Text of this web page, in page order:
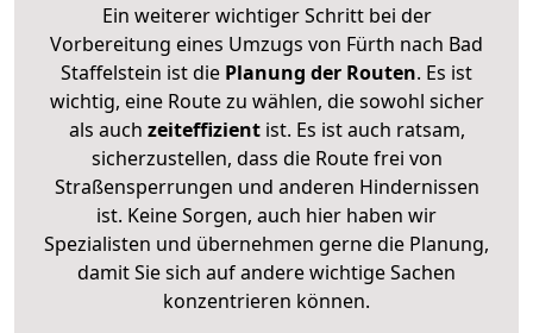
Ein weiterer wichtiger Schritt bei der
Vorbereitung eines Umzugs von Fürth nach Bad
Staffelstein ist die Planung der Routen. Es ist
wichtig, eine Route zu wählen, die sowohl sicher
als auch zeiteffizientist. Es ist auch ratsam,
sicherzustellen, dass die Route frei von
Straßensperrungen und anderen Hindernissen
ist. Keine Sorgen, auch hier haben wir
Spezialisten und übernehmen gerne die Planung,
damit Sie sich auf andere wichtige Sachen
konzentrieren können.